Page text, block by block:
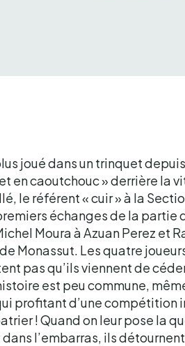
joué dans un trinquet
en caoutchouc » derrière la
le référent « cuir » à la
échanges de la partie
Moura à Azuan Perez et
Monassut. Les quatre
pas qu’ils viennent de
est peu commune,
profitant d’une compétition
! Quand on leur pose la
l’embarras, ils